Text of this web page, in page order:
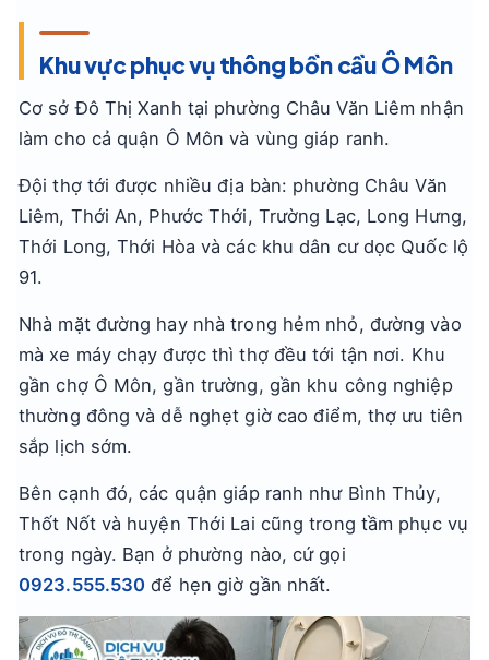
Khu vực phục vụ thông bồn cầu Ô Môn
Cơ sở Đô Thị Xanh tại phường Châu Văn Liêm nhận
làm cho cả quận Ô Môn và vùng giáp ranh.
Đội thợ tới được nhiều địa bàn: phường Châu Văn
Liêm, Thới An, Phước Thới, Trường Lạc, Long Hưng,
Thới Long, Thới Hòa và các khu dân cư dọc Quốc lộ
91.
Nhà mặt đường hay nhà trong hẻm nhỏ, đường vào
mà xe máy chạy được thì thợ đều tới tận nơi. Khu
gần chợ Ô Môn, gần trường, gần khu công nghiệp
thường đông và dễ nghẹt giờ cao điểm, thợ ưu tiên
sắp lịch sớm.
Bên cạnh đó, các quận giáp ranh như Bình Thủy,
Thốt Nốt và huyện Thới Lai cũng trong tầm phục vụ
trong ngày. Bạn ở phường nào, cứ gọi
0923.555.530 để hẹn giờ gần nhất.